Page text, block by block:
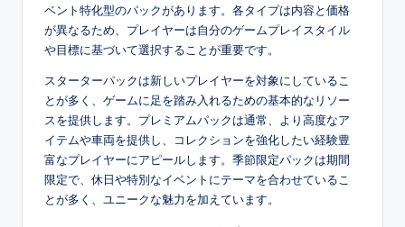
ベント特化型のパックがあります。各タイプは内容と価格
が異なるため、プレイヤーは自分のゲームプレイスタイル
や目標に基づいて選択することが重要です。
スターターパックは新しいプレイヤーを対象にしているこ
とが多く、ゲームに足を踏み入れるための基本的なリソー
スを提供します。プレミアムパックは通常、より高度なア
イテムや車両を提供し、コレクションを強化したい経験豊
富なプレイヤーにアピールします。季節限定パックは期間
限定で、休日や特別なイベントにテーマを合わせているこ
とが多く、ユニークな魅力を加えています。